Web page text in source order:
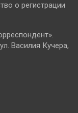
о регистрации
Василия Кучера,